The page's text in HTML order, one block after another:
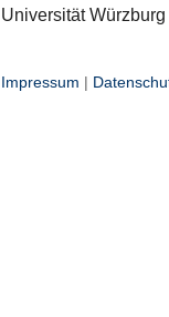
Universität Würzburg
Impressum |